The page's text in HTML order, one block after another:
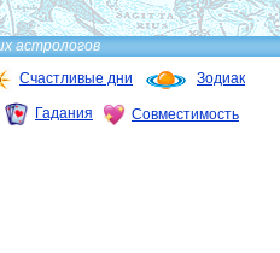
астрологов
Счастливые дни Зодиак
Гадания Совместимость